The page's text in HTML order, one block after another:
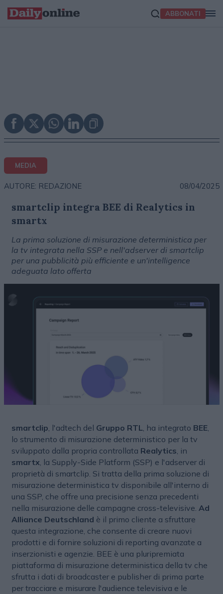
ABBONATI
MEDIA
AUTORE: REDAZIONE 08/04/2025
smartclip integra BEE di Realytics in
smartx
La prima soluzione di misurazione deterministica per
la tv integrata nella SSP e nell'adserver di smartclip
per una pubblicità più efficiente e un'intelligence
adeguata lato offerta
smartclip, l'adtech del Gruppo RTL, ha integrato BEE,
lo strumento di misurazione deterministico per la tv
sviluppato dalla propria controllata Realytics, in
smartx, la Supply-Side Platform (SSP) e l'adserver di
proprietà di smartclip. Si tratta della prima soluzione di
misurazione deterministica tv disponibile all'interno di
una SSP, che offre una precisione senza precedenti
nella misurazione delle campagne cross-televisive. Ad
Alliance Deutschland è il primo cliente a sfruttare
questa integrazione, che consente di creare nuovi
prodotti e di fornire soluzioni di reporting avanzate a
inserzionisti e agenzie. BEE è una pluripremiata
piattaforma di misurazione deterministica della tv che
sfrutta i dati di broadcaster e publisher di prima parte
per tracciare e misurare l'audience televisiva e le